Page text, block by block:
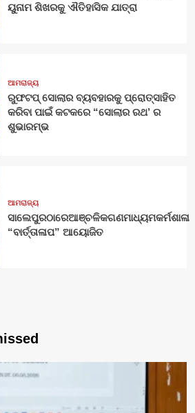
ୟୁନାମ ଶିଖରକୁ ଐତିହାସିକ ଯାତ୍ରା
ଆମରାଜ୍ୟ
ରୁଫଟପ୍ ସୋଲାର ବ୍ୟବହାରକୁ ପ୍ରୋତ୍ସାହିତ
କରିବା ପାଇଁ କଟକରେ “ସୋଲାର ରଥ’ ର
ଶୁଭାରମ୍ଭ
ଆମରାଜ୍ୟ
ସାଲେପୁରଠାରେଆଞ୍ଚଳିକଗଣମାଧ୍ୟମକର୍ମଶାଳା
“ବାର୍ତ୍ତାଳାପ” ଆୟୋଜିତ